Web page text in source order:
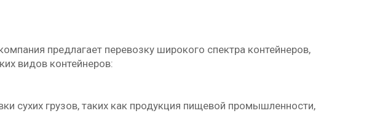
предлагает перевозку широкого спектра контейнеров,
видов контейнеров:
сухих грузов, таких как продукция пищевой промышленности,